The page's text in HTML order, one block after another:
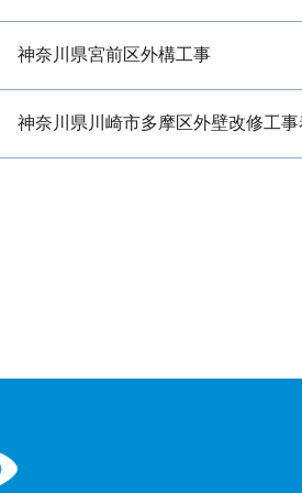
神奈川県宮前区外構工事
神奈川県川崎市多摩区外壁改修工